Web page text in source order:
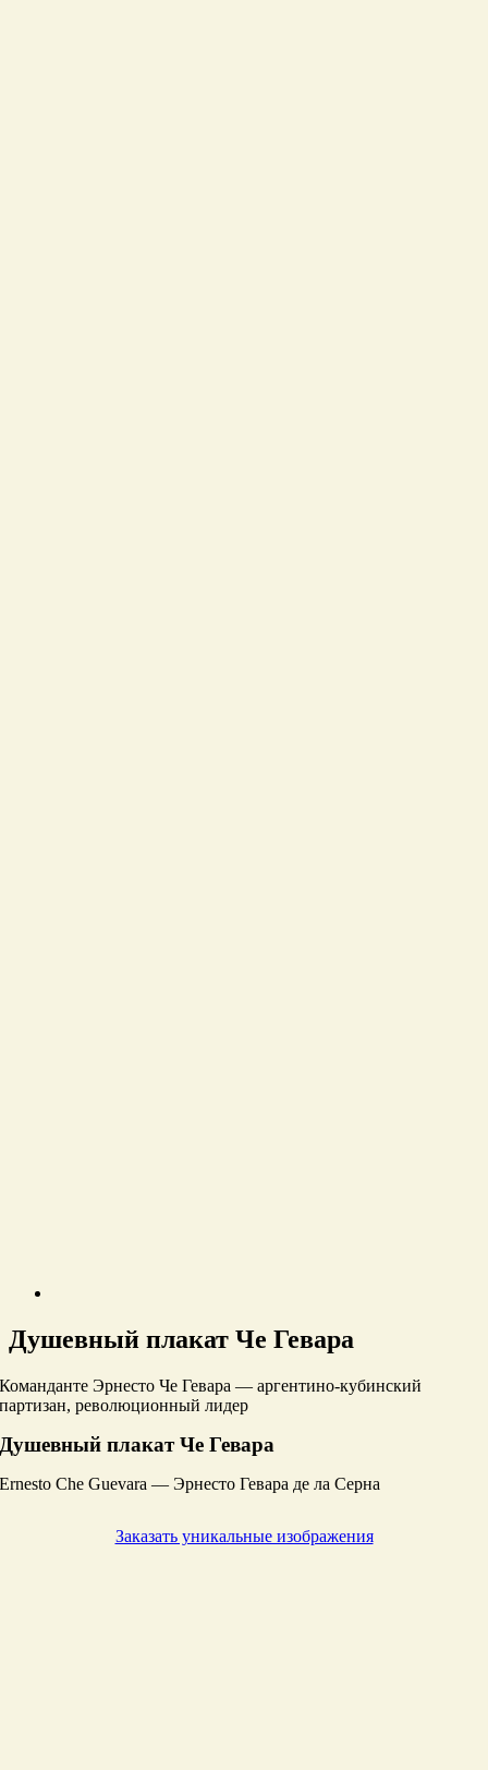
Душевный плакат Че Гевара
Команданте Эрнесто Че Гевара — аргентино-кубинский
партизан, революционный лидер
Душевный плакат Че Гевара
Ernesto Che Guevara — Эрнесто Гевара де ла Серна
Заказать уникальные изображения